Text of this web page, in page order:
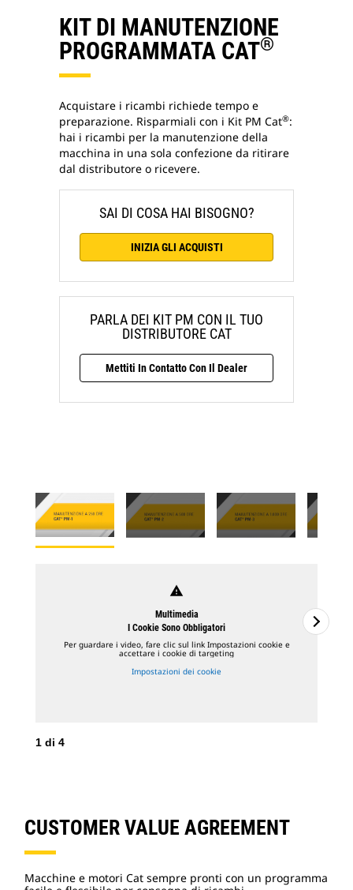
KIT DI MANUTENZIONE
PROGRAMMATA CAT®
Acquistare i ricambi richiede tempo e
preparazione. Risparmiali con i Kit PM Cat®:
hai i ricambi per la manutenzione della
macchina in una sola confezione da ritirare
dal distributore o ricevere.
SAI DI COSA HAI BISOGNO?
INIZIA GLI ACQUISTI
PARLA DEI KIT PM CON IL TUO
DISTRIBUTORE CAT
Mettiti In Contatto Con Il Dealer
warning
Multimedia
I Cookie Sono Obbligatori
Per guardare i video, fare clic sul link Impostazioni cookie e
accettare i cookie di targeting
Impostazioni dei cookie
1 di 4
CUSTOMER VALUE AGREEMENT
Macchine e motori Cat sempre pronti con un programma